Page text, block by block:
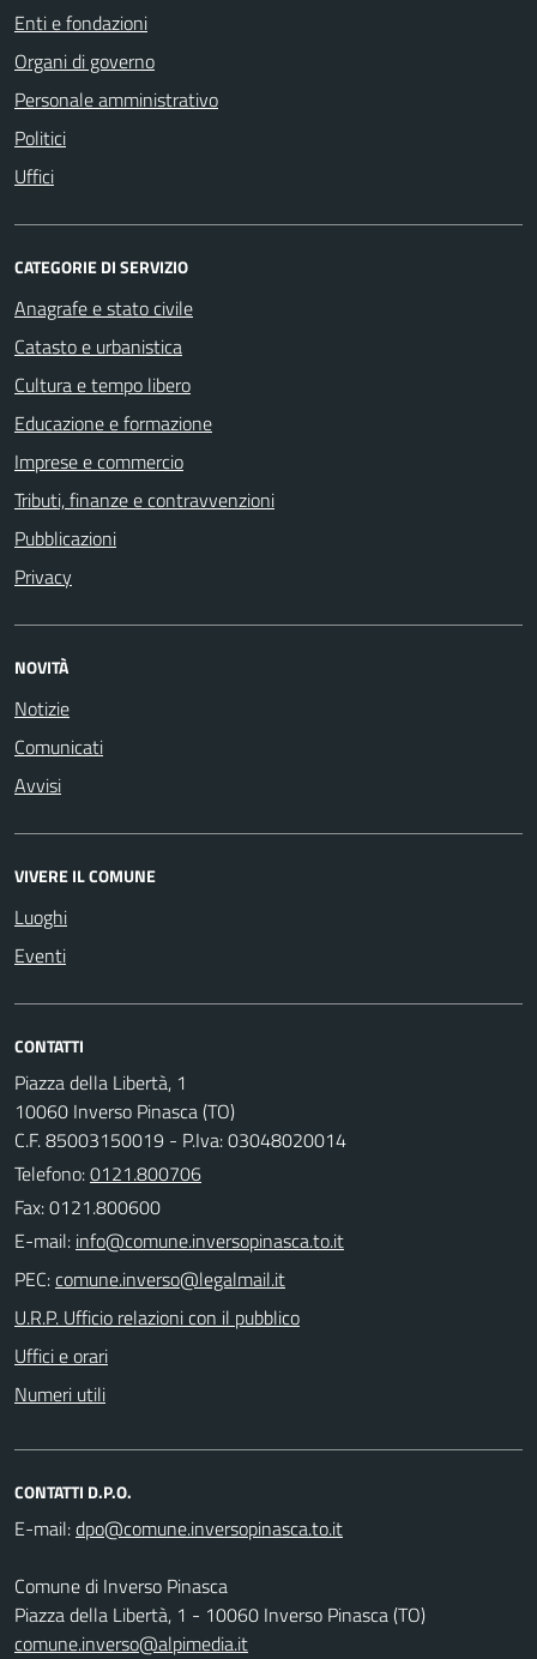
Enti e fondazioni
Organi di governo
Personale amministrativo
Politici
Uffici
CATEGORIE DI SERVIZIO
Anagrafe e stato civile
Catasto e urbanistica
Cultura e tempo libero
Educazione e formazione
Imprese e commercio
Tributi, finanze e contravvenzioni
Pubblicazioni
Privacy
NOVITÀ
Notizie
Comunicati
Avvisi
VIVERE IL COMUNE
Luoghi
Eventi
CONTATTI
Piazza della Libertà, 1
10060 Inverso Pinasca (TO)
C.F. 85003150019 - P.Iva: 03048020014
Telefono:0121.800706
Fax: 0121.800600
E-mail:
PEC:
U.R.P. Ufficio relazioni con il pubblico
Uffici e orari
Numeri utili
CONTATTI D.P.O.
E-mail:
Comune di Inverso Pinasca
Piazza della Libertà, 1 - 10060 Inverso Pinasca (TO)
comune.inverso@alpimedia.it